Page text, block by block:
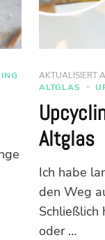
AKTUALISIERT
ALTGLAS
Altglas
Ich habe
den Weg
Schließlich
oder …